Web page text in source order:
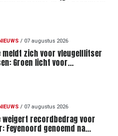
vervanger
/ 07 augustus 2026
meldt zich voor vleugelflitser
Groen licht voor
/ 07 augustus 2026
weigert recordbedrag voor
Feyenoord genoemd na